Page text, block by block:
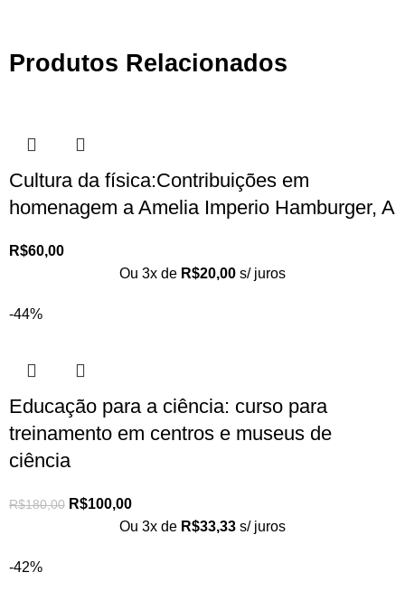
Produtos Relacionados
Cultura da física:Contribuições em
homenagem a Amelia Imperio Hamburger, A
R$60,00
Ou 3x de R$20,00 s/ juros
-44%
Educação para a ciência: curso para
treinamento em centros e museus de
ciência
R$180,00 R$100,00
Ou 3x de R$33,33 s/ juros
-42%